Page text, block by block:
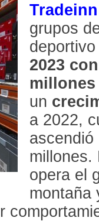
Tradeinn
grupos
2023
un
a 2022,
ascendió
millones.
opera el
montaña